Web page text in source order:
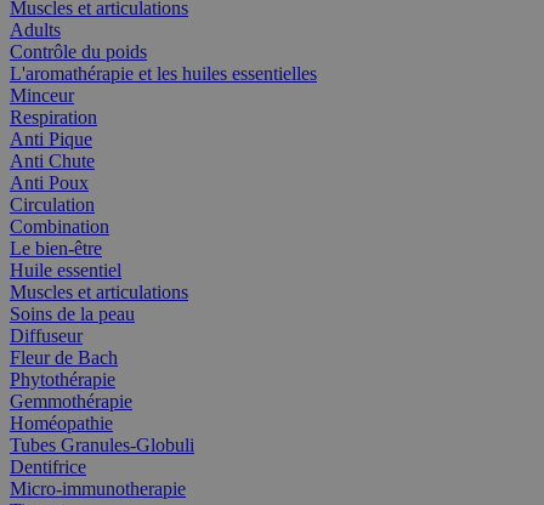
Muscles et articulations
Adults
Contrôle du poids
L'aromathérapie et les huiles essentielles
Minceur
Respiration
Anti Pique
Anti Chute
Anti Poux
Circulation
Combination
Le bien-être
Huile essentiel
Muscles et articulations
Soins de la peau
Diffuseur
Fleur de Bach
Phytothérapie
Gemmothérapie
Homéopathie
Tubes Granules-Globuli
Dentifrice
Micro-immunotherapie